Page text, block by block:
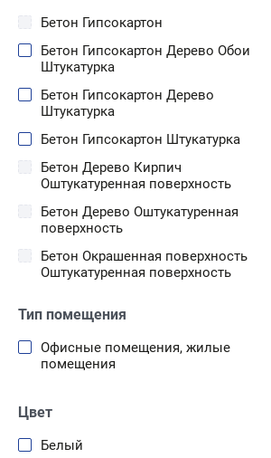
Бетон Гипсокартон
Бетон Гипсокартон Дерево Обои
Штукатурка
Бетон Гипсокартон Дерево
Штукатурка
Бетон Гипсокартон Штукатурка
Бетон Дерево Кирпич
Оштукатуренная поверхность
Бетон Дерево Оштукатуренная
поверхность
Бетон Окрашенная поверхность
Оштукатуренная поверхность
Фиброцементные плиты Штукатурка
Бетон ДВП Гипсокартон ДСП Дерево
Тип помещения
Офисные помещения, жилые
помещения
Цвет
Белый